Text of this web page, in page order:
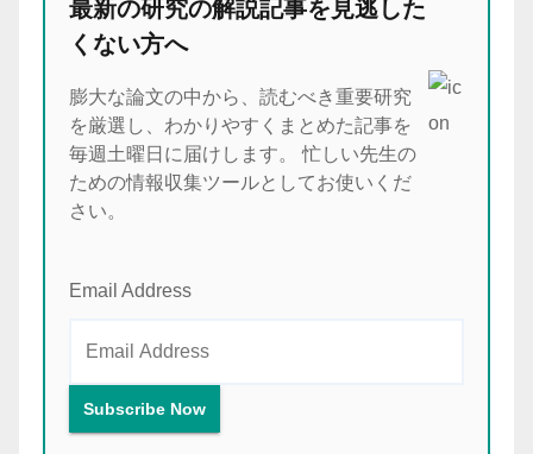
最新の研究の解説記事を見逃した
くない方へ
膨大な論文の中から、読むべき重要研究
を厳選し、わかりやすくまとめた記事を
毎週土曜日に届けします。 忙しい先生の
ための情報収集ツールとしてお使いくだ
さい。
Email Address